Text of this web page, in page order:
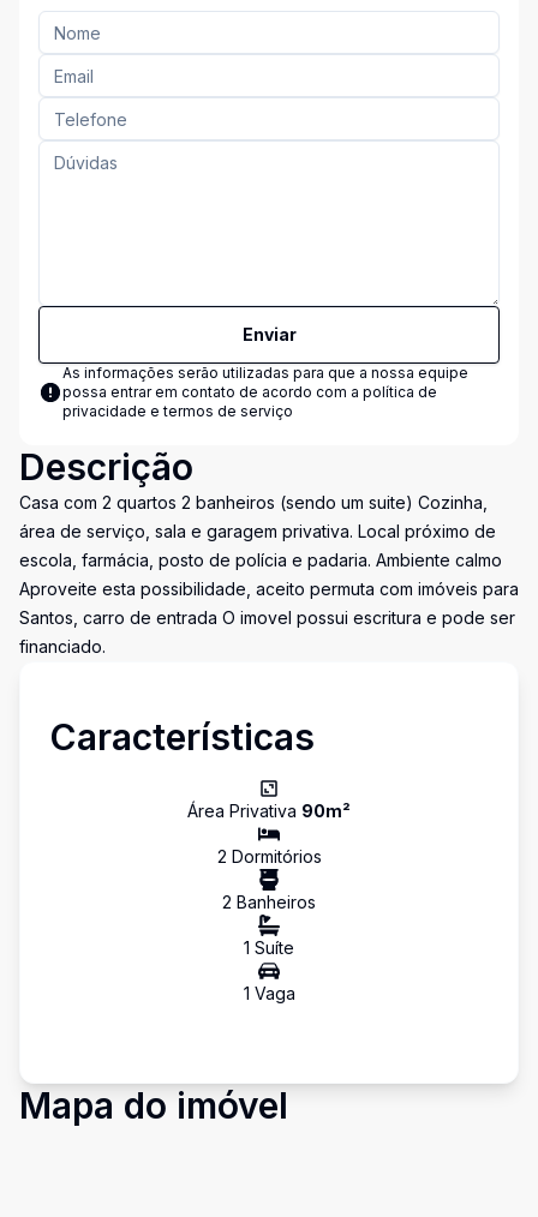
Enviar
As informações serão utilizadas para que a nossa equipe
possa entrar em contato de acordo com a política de
privacidade e termos de serviço
Descrição
Casa com 2 quartos 2 banheiros (sendo um suite) Cozinha,
área de serviço, sala e garagem privativa. Local próximo de
escola, farmácia, posto de polícia e padaria. Ambiente calmo
Aproveite esta possibilidade, aceito permuta com imóveis para
Santos, carro de entrada O imovel possui escritura e pode ser
financiado.
Características
Área Privativa 90m²
2 Dormitórios
2 Banheiros
1 Suíte
1 Vaga
Mapa do imóvel